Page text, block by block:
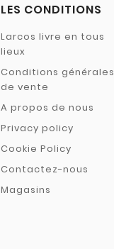
LES CONDITIONS
Larcos livre en tous
lieux
Conditions générales
de vente
A propos de nous
Privacy policy
Cookie Policy
Contactez-nous
Magasins